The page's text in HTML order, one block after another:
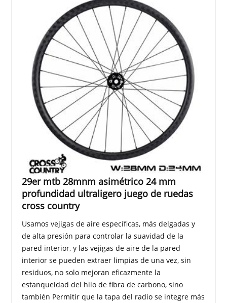
29er mtb 28mnm asimétrico 24 mm
profundidad ultraligero juego de ruedas
cross country
Usamos vejigas de aire específicas, más delgadas y
de alta presión para controlar la suavidad de la
pared interior, y las vejigas de aire de la pared
interior se pueden extraer limpias de una vez, sin
residuos, no solo mejoran eficazmente la
estanqueidad del hilo de fibra de carbono, sino
también Permitir que la tapa del radio se integre más